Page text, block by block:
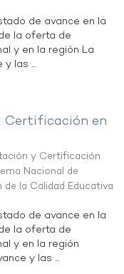
de avance en la
la oferta de
y en la región La
las ...
Certificación en
y Certificación
Nacional de
la Calidad Educativa
de avance en la
la oferta de
y en la región
y las ...